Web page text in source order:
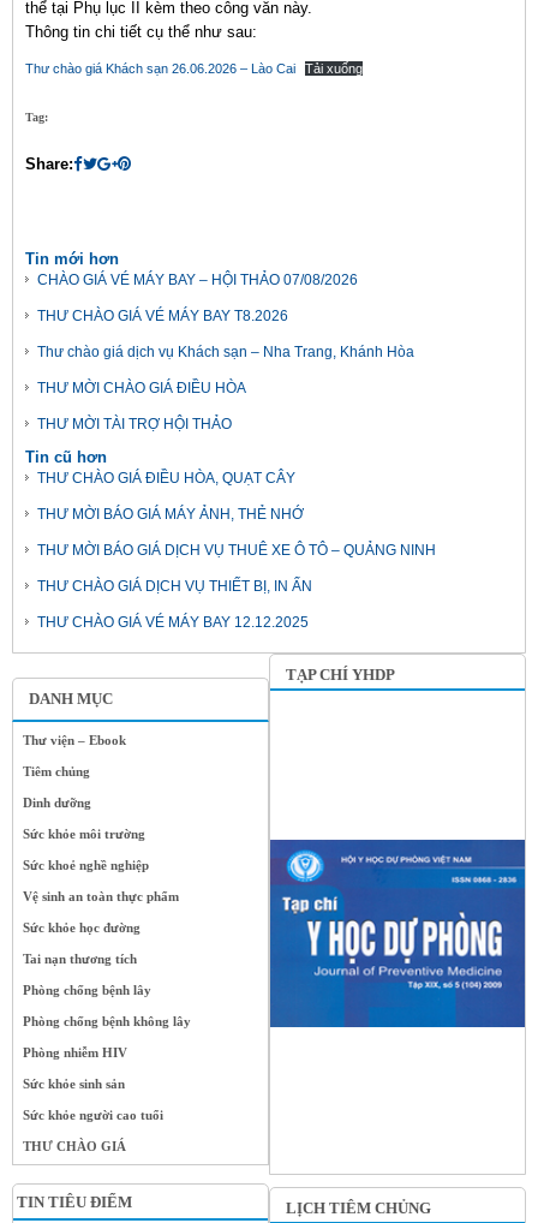
DANH MỤC
Thư viện – Ebook
Tiêm chủng
Dinh dưỡng
Sức khỏe môi trường
Sức khoẻ nghề nghiệp
Vệ sinh an toàn thực phẩm
Sức khỏe học đường
Tai nạn thương tích
Phòng chống bệnh lây
Phòng chống bệnh không lây
Phòng nhiễm HIV
Sức khỏe sinh sản
Sức khỏe người cao tuổi
THƯ CHÀO GIÁ
TIN TIÊU ĐIỂM
thể tại Phụ lục II kèm theo công văn này.
Thông tin chi tiết cụ thể như sau:
Thư chào giá Khách sạn 26.06.2026 – Lào Cai Tải xuống
Tag:
Share:
Tin mới hơn
CHÀO GIÁ VÉ MÁY BAY – HỘI THẢO 07/08/2026
THƯ CHÀO GIÁ VÉ MÁY BAY T8.2026
Thư chào giá dịch vụ Khách sạn – Nha Trang, Khánh Hòa
THƯ MỜI CHÀO GIÁ ĐIỀU HÒA
THƯ MỜI TÀI TRỢ HỘI THẢO
Tin cũ hơn
THƯ CHÀO GIÁ ĐIỀU HÒA, QUẠT CÂY
THƯ MỜI BÁO GIÁ MÁY ẢNH, THẺ NHỚ
THƯ MỜI BÁO GIÁ DỊCH VỤ THUÊ XE Ô TÔ – QUẢNG NINH
THƯ CHÀO GIÁ DỊCH VỤ THIẾT BỊ, IN ẤN
THƯ CHÀO GIÁ VÉ MÁY BAY 12.12.2025
TẠP CHÍ YHDP
LỊCH TIÊM CHỦNG